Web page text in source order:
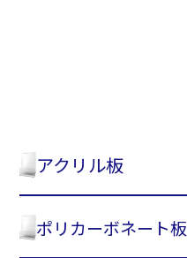
アクリル板
ポリカーボネート板